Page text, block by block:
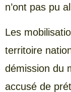
n’ont pas pu
Les
territoire
démission du
accusé de